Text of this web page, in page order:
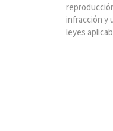
infracción y
leyes